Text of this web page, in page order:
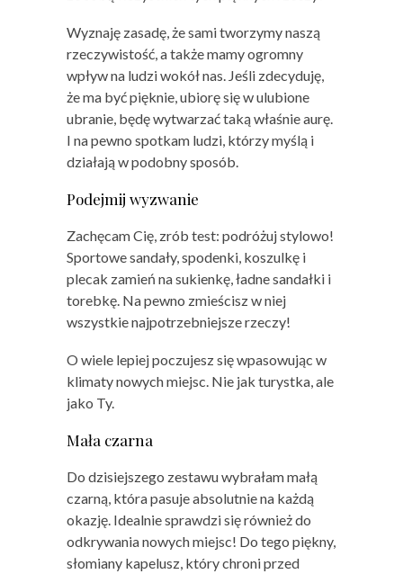
Wyznaję zasadę, że sami tworzymy naszą
rzeczywistość, a także mamy ogromny
wpływ na ludzi wokół nas. Jeśli zdecyduję,
że ma być pięknie, ubiorę się w ulubione
ubranie, będę wytwarzać taką właśnie aurę.
I na pewno spotkam ludzi, którzy myślą i
działają w podobny sposób.
Podejmij wyzwanie
Zachęcam Cię, zrób test: podróżuj stylowo!
Sportowe sandały, spodenki, koszulkę i
plecak zamień na sukienkę, ładne sandałki i
torebkę. Na pewno zmieścisz w niej
wszystkie najpotrzebniejsze rzeczy!
O wiele lepiej poczujesz się wpasowując w
klimaty nowych miejsc. Nie jak turystka, ale
jako Ty.
Mała czarna
Do dzisiejszego zestawu wybrałam małą
czarną, która pasuje absolutnie na każdą
okazję. Idealnie sprawdzi się również do
odkrywania nowych miejsc! Do tego piękny,
słomiany kapelusz, który chroni przed